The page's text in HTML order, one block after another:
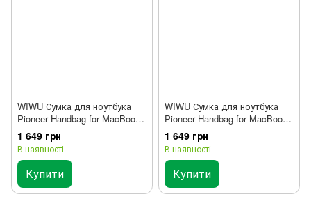
WIWU Сумка для ноутбука
Pioneer Handbag for MacBook
14" (Black)
1 649 грн
В наявності
Купити
WIWU Сумка для ноутбука
Pioneer Handbag for MacBook
14" (Grey)
1 649 грн
В наявності
Купити